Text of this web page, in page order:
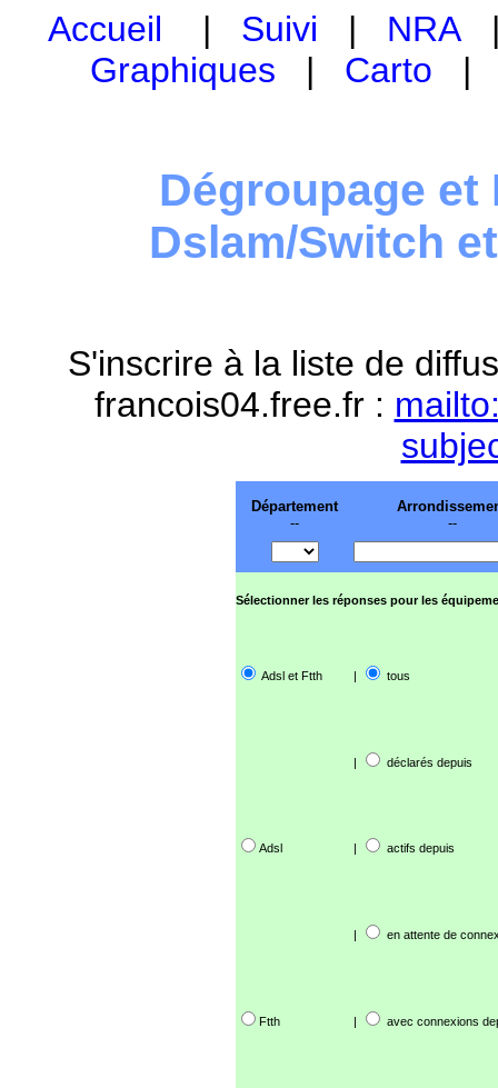
Accueil | Suivi | NRA
Graphiques | Carto
Dégroupage et
Dslam/Switch
S'inscrire à la liste de
francois04.free.fr :
Département
--
--
Sélectionner les réponses pour les
Adsl et Ftth | tous
| déclarés depuis
Adsl | actifs depuis
| en attente de
Ftth | avec connexions